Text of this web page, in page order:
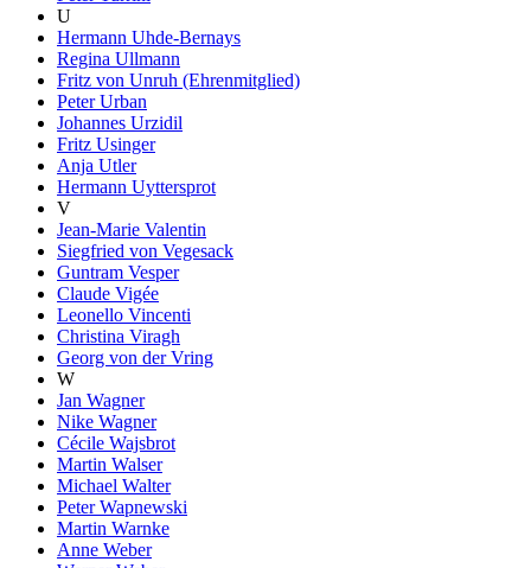
U
Hermann Uhde-Bernays
Regina Ullmann
Fritz von Unruh (Ehrenmitglied)
Peter Urban
Johannes Urzidil
Fritz Usinger
Anja Utler
Hermann Uyttersprot
V
Jean-Marie Valentin
Siegfried von Vegesack
Guntram Vesper
Claude Vigée
Leonello Vincenti
Christina Viragh
Georg von der Vring
W
Jan Wagner
Nike Wagner
Cécile Wajsbrot
Martin Walser
Michael Walter
Peter Wapnewski
Martin Warnke
Anne Weber